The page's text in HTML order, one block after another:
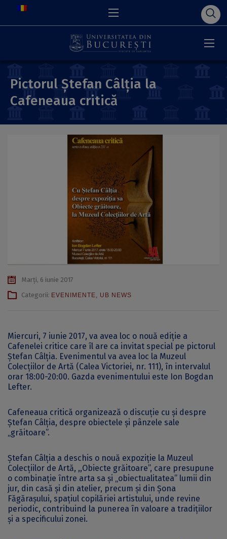
Pictorul Ştefan Câlţia la
Cafeneaua critică
Marți, 6 iunie 2017
Categorii: EVENIMENTE, UB NEWS
Miercuri, 7 iunie 2017, va avea loc o nouă ediție a
Cafenelei critice care îl are ca invitat special pe pictorul
Ștefan Câlţia. Evenimentul va avea loc la Muzeul
Colecţiilor de Artă (Calea Victoriei, nr. 111), în intervalul
orar 18:00-20:00. Gazda evenimentului este Ion Bogdan
Lefter.
Cafeneaua critică organizează o discuție cu şi despre
Ștefan Câlţia, despre obiectele şi pânzele sale
„grăitoare”.
Ştefan Câlţia a deschis o nouă expoziție la Muzeul
Colecţiilor de Artă, ,,Obiecte grăitoare”, care presupune
o combinaţie între arta sa şi „obiectualitatea” lumii din
jur, din casă şi din atelier, precum şi din Şona
Făgăraşului, spaţiul copilăriei artistului, unde revine
periodic, contribuind la punerea în valoare a tradiţiilor
şi a specificului zonei.